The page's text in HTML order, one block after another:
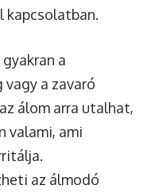
kapcsolatban.
a
a zavaró
álom arra utalhat,
valami, ami
az álmodó